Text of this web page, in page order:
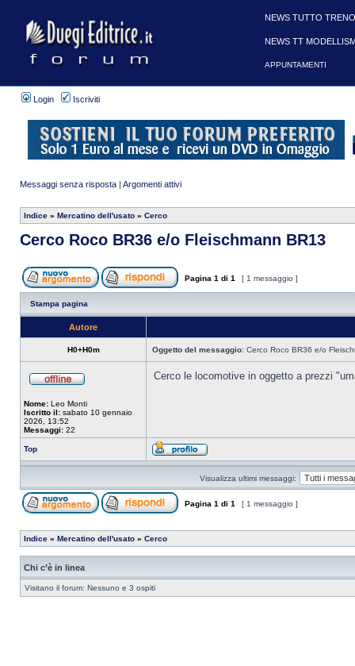
Login Iscriviti
Messaggi senza risposta | Argomenti attivi
Indice » Mercatino dell'usato » Cerco
Cerco Roco BR36 e/o Fleischmann BR13
Pagina 1 di 1 [ 1 messaggio ]
Stampa pagina
Autore
H0+H0m Oggetto del messaggio: Cerco Roco BR36 e/o
Nome: Leo Monti
Iscritto il: sabato 10 gennaio
2026, 13:52
Messaggi: 22
Cerco le locomotive in oggetto a prezzi
Top
Visualizza ultimi messaggi:
Pagina 1 di 1 [ 1 messaggio ]
Indice » Mercatino dell'usato » Cerco
Chi c’è in linea
Visitano il forum: Nessuno e 3 ospiti
NEWS TUTTO
NEWS TT
APPUNTAMENTI